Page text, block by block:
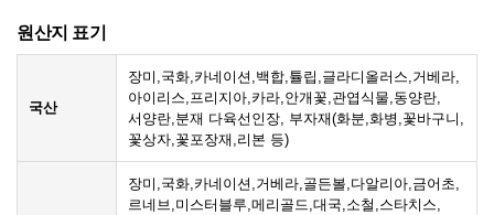
원산지 표기
국산
장미,국화,카네이션,백합,튤립,글라디올러스,거베라,
아이리스,프리지아,카라,안개꽃,관엽식물,동양란,
서양란,분재 다육선인장, 부자재(화분,화병,꽃바구니,
꽃상자,꽃포장재,리본 등)
장미,국화,카네이션,거베라,골든볼,다알리아,금어초,
르네브,미스터블루,메리골드,대국,소철,스타치스,